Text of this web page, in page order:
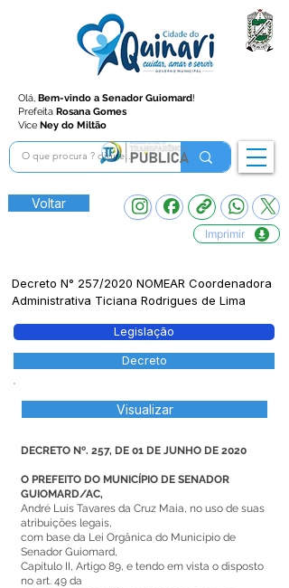
Olá, Bem-vindo a Senador Guiomard!
Prefeita Rosana Gomes
Vice Ney do Miltão
Voltar
Imprimir
Decreto N° 257/2020 NOMEAR Coordenadora
Administrativa Ticiana Rodrigues de Lima
Legislação
Decreto
Visualizar
DECRETO Nº. 257, DE 01 DE JUNHO DE 2020
O PREFEITO DO MUNICÍPIO DE SENADOR
GUIOMARD/AC,
André Luís Tavares da Cruz Maia, no uso de suas
atribuições legais,
com base da Lei Orgânica do Município de
Senador Guiomard,
Capítulo II, Artigo 89, e tendo em vista o disposto
no art. 49 da